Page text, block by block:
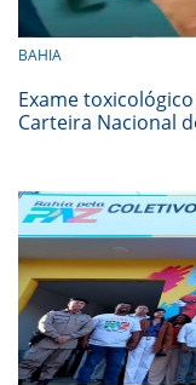
BAHIA
Exame
Carteira Nacional